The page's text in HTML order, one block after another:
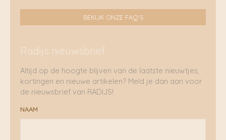
BEKIJK ONZE FAQ'S
Radijs nieuwsbrief
Altijd op de hoogte blijven van de laatste nieuwtjes,
kortingen en nieuwe artikelen? Meld je dan aan voor
de nieuwsbrief van RADIJS!
NAAM